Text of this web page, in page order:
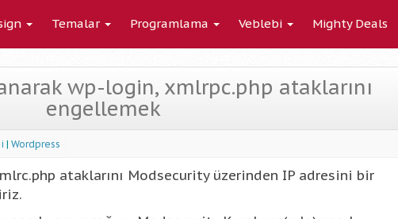
Temalar Programlama Veblebi Mighty Deals
wp-login, xmlrpc.php ataklarını
engellemek
| Wordpress
ataklarını Modsecurity üzerinden IP adresini bir